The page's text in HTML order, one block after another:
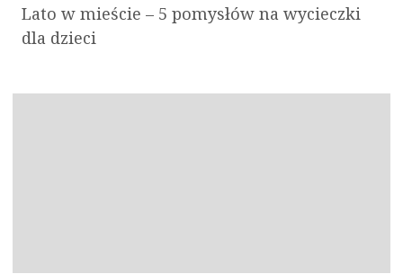
Lato w mieście – 5 pomysłów na wycieczki
dla dzieci